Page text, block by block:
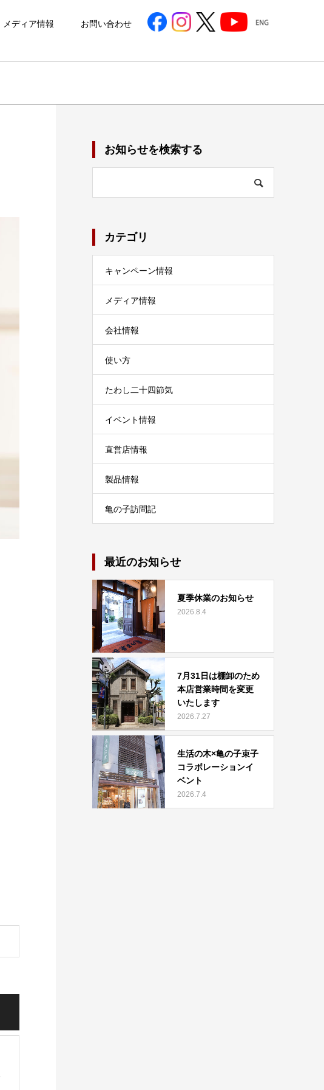
メディア情報 お問い合わせ
お知らせを検索する
カテゴリ
キャンペーン情報
メディア情報
会社情報
使い方
たわし二十四節気
イベント情報
直営店情報
製品情報
亀の子訪問記
最近のお知らせ
夏季休業のお知らせ
2026.8.4
7月31日は棚卸のため
本店営業時間を変更
いたします
2026.7.27
生活の木×亀の子束子
コラボレーションイ
ベント
2026.7.4